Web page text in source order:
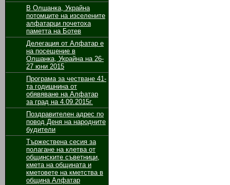
В Олшанка, Украйна
потомците на изселените
алфатарци почетоха
паметта на Ботев
Делегация от Алфатар е
на посещение в
Олшанка, Украйна на 26-
27 юни 2015
Програма за честване 41-
та годишнина от
обявяване на Алфатар
за град на 4.09.2015г.
Поздравителен адрес по
повод Деня на народните
будители
Тържествена сесия за
полагане на клетва от
общинските съветници,
кмета на общината и
кметовете на кметства в
община Алфатар